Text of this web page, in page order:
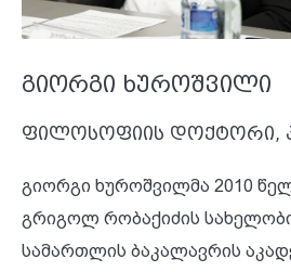
გიორგი ხუროშვილი
ფილოსოფიის დოქტორი,
გიორგი ხუროშვილმა 2010
გრიგოლ რობაქიძის
სამართლის ბაკალავრის